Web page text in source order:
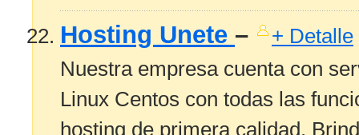
Hosting Unete – + Detalle
Nuestra empresa cuenta con
Linux Centos con todas las
hosting de primera calidad.